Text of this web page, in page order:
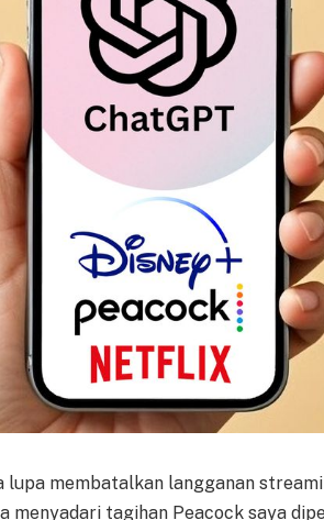
lupa membatalkan langganan
menyadari tagihan Peacock saya